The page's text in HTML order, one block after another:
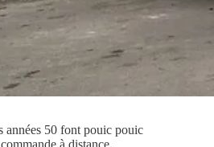
années 50 font pouic pouic
à distance.